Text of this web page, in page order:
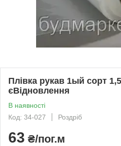
Плівка рукав 1ый сорт
єВідновлення
В наявності
Код: 34-027
Роздріб
63 ₴/пог.м